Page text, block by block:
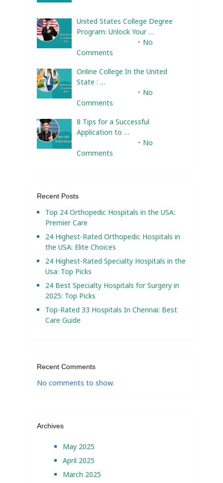
United States College Degree
Program: Unlock Your …
No
Comments
Online College In the United
State : …
No
Comments
8 Tips for a Successful
Application to …
No
Comments
Recent Posts
Top 24 Orthopedic Hospitals in the USA:
Premier Care
24 Highest-Rated Orthopedic Hospitals in
the USA: Elite Choices
24 Highest-Rated Specialty Hospitals in the
Usa: Top Picks
24 Best Specialty Hospitals for Surgery in
2025: Top Picks
Top-Rated 33 Hospitals In Chennai: Best
Care Guide
Recent Comments
No comments to show.
Archives
May 2025
April 2025
March 2025